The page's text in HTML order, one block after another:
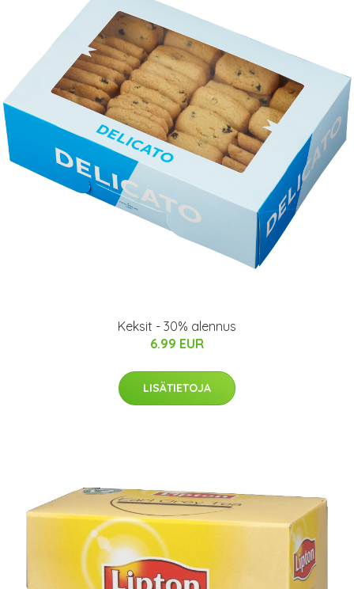
Keksit - 30% alennus
6.99 EUR
LISÄTIETOJA